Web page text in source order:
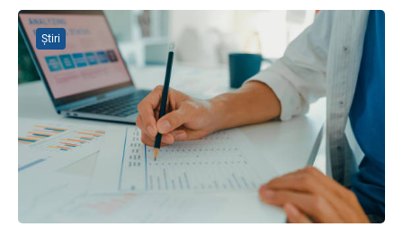
SFS a anunțat programul de seminare
pentru luna august 2026
03.08.2026
Garanția financiară pentru refacerea
mediului la exploatarea resurselor
minerale
Știri